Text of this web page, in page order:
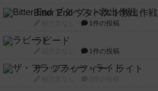
Bitter End ブタペスト救出作戦
1件の投稿
ラピード
1件の投稿
ザ・フラッフィー・ライト